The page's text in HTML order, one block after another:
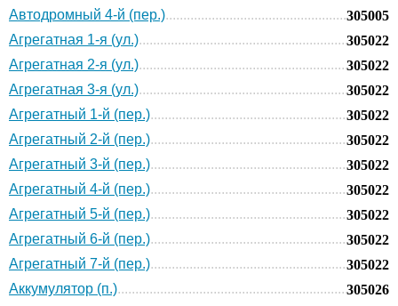
Автодромный 4-й (пер.)
305005
Агрегатная 1-я (ул.)
305022
Агрегатная 2-я (ул.)
305022
Агрегатная 3-я (ул.)
305022
Агрегатный 1-й (пер.)
305022
Агрегатный 2-й (пер.)
305022
Агрегатный 3-й (пер.)
305022
Агрегатный 4-й (пер.)
305022
Агрегатный 5-й (пер.)
305022
Агрегатный 6-й (пер.)
305022
Агрегатный 7-й (пер.)
305022
Аккумулятор (п.)
305026